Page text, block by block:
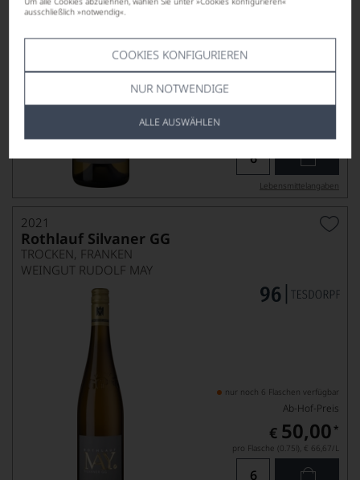
ausschließlich »notwendig«.
COOKIES KONFIGURIEREN
NUR NOTWENDIGE
ALLE AUSWÄHLEN 42,00
Lebensmittel­angaben
2021
Rothlauf Silvaner GG
TROCKEN, FRANKEN
WEINGUT RUDOLF MAY
nur noch 6 Flaschen verfügbar
Ab-Hof-Preis
€ 50,00 *
pro Flasche (0.75l), € 66,67/L